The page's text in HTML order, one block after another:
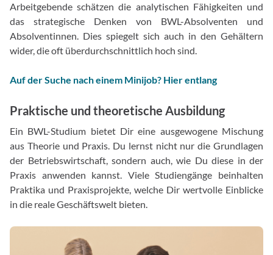
Arbeitgebende schätzen die analytischen Fähigkeiten und
das strategische Denken von BWL-Absolventen und
Absolventinnen. Dies spiegelt sich auch in den Gehältern
wider, die oft überdurchschnittlich hoch sind.
Auf der Suche nach einem Minijob? Hier entlang
Praktische und theoretische Ausbildung
Ein BWL-Studium bietet Dir eine ausgewogene Mischung
aus Theorie und Praxis. Du lernst nicht nur die Grundlagen
der Betriebswirtschaft, sondern auch, wie Du diese in der
Praxis anwenden kannst. Viele Studiengänge beinhalten
Praktika und Praxisprojekte, welche Dir wertvolle Einblicke
in die reale Geschäftswelt bieten.